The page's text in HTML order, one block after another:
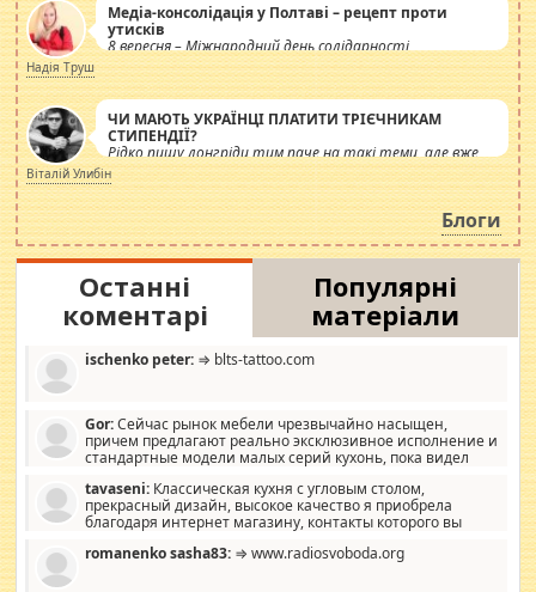
Медіа-консолідація у Полтаві – рецепт проти
утисків
8 вересня – Міжнародний день солідарності
журналістів.
Надія Труш
ЧИ МАЮТЬ УКРАЇНЦІ ПЛАТИТИ ТРІЄЧНИКАМ
СТИПЕНДІЇ?
Рідко пишу лонгріди тим паче на такі теми, але вже
просто дістало! Обурюють сьогоднішні інсенуації
навколо стипендіального питання. Штучно
роздувається ще одна соціальна катастрофа.
Віталій Улибін
Блоги
Останні
коментарі
Популярні
матеріали
ischenko peter: ⇒ blts-tattoo.com
Gor:Сейчас рынок мебели чрезвычайно насыщен,
причем предлагают реально эксклюзивное исполнение и
стандартные модели малых серий кухонь, пока видел
стандартные формы, в MebelOk, креативненько и что главное -
со вкусом все в порядке, без ненужных наворотов удорожающих
мебель, а это не последний фактор.
tavaseni: Классическая кухня с угловым столом,
прекрасный дизайн, высокое качество я приобрела
благодаря интернет магазину, контакты которого вы
romanenko sasha83: ⇒ www.radiosvoboda.org